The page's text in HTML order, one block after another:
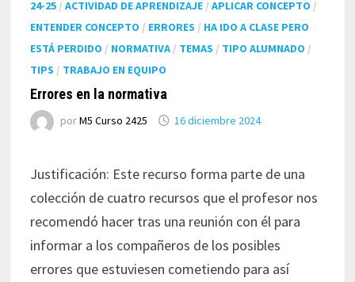
24-25 /ACTIVIDAD DE APRENDIZAJE /APLICAR CONCEPTO /
ENTENDER CONCEPTO / ERRORES / HA IDO A CLASE PERO
ESTÁ PERDIDO / NORMATIVA / TEMAS / TIPO ALUMNADO /
TIPS / TRABAJO EN EQUIPO
Errores en la normativa
porM5 Curso 2425 16 diciembre 2024
Justificación: Este recurso forma parte de una
colección de cuatro recursos que el profesor nos
recomendó hacer tras una reunión con él para
informar a los compañeros de los posibles
errores que estuviesen cometiendo para así